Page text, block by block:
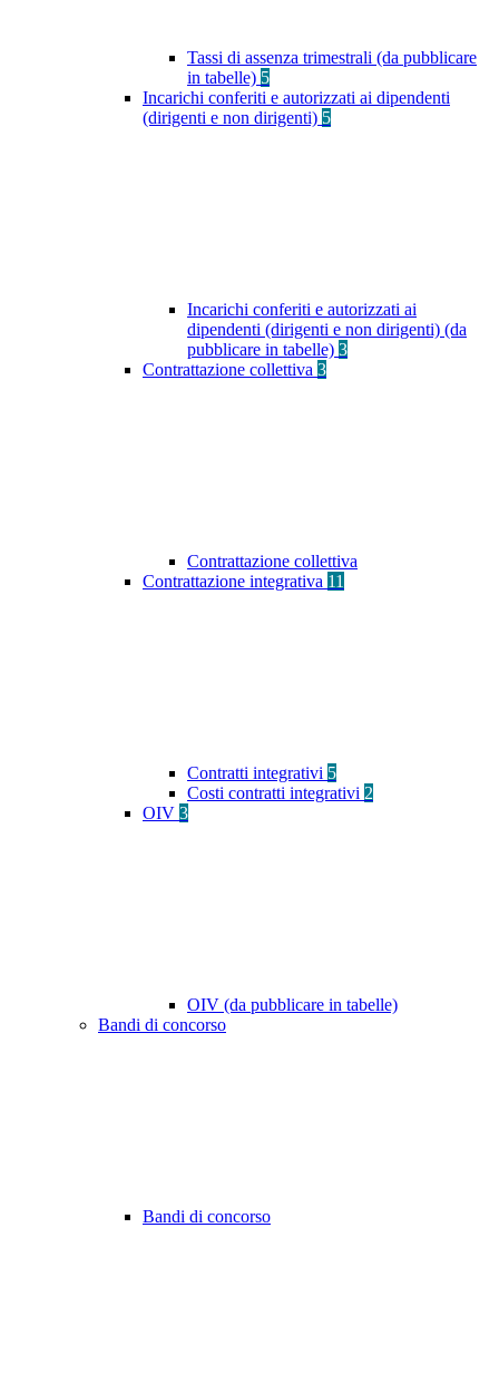
Tassi di assenza trimestrali (da pubblicare
in tabelle) 5
Incarichi conferiti e autorizzati ai dipendenti
(dirigenti e non dirigenti) 5
Incarichi conferiti e autorizzati ai
dipendenti (dirigenti e non dirigenti) (da
pubblicare in tabelle) 3
Contrattazione collettiva 3
Contrattazione collettiva
Contrattazione integrativa 11
Contratti integrativi 5
Costi contratti integrativi 2
OIV 3
OIV (da pubblicare in tabelle)
Bandi di concorso
Bandi di concorso